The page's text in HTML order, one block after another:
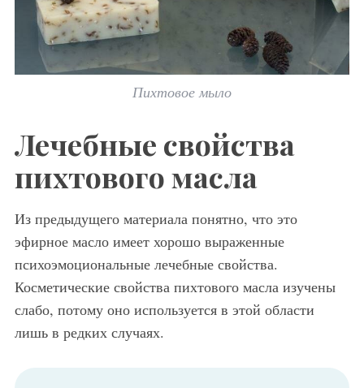
Пихтовое мыло
Лечебные свойства
пихтового масла
Из предыдущего материала понятно, что это
эфирное масло имеет хорошо выраженные
психоэмоциональные лечебные свойства.
Косметические свойства пихтового масла изучены
слабо, потому оно используется в этой области
лишь в редких случаях.